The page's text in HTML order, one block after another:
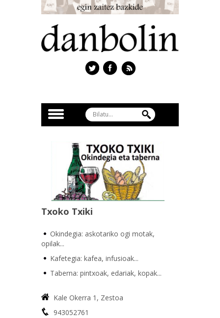
Txoko Txiki
Okindegia: askotariko ogi motak,
opilak...
Kafetegia: kafea, infusioak...
Taberna: pintxoak, edariak, kopak...
Kale Okerra 1, Zestoa
943052761